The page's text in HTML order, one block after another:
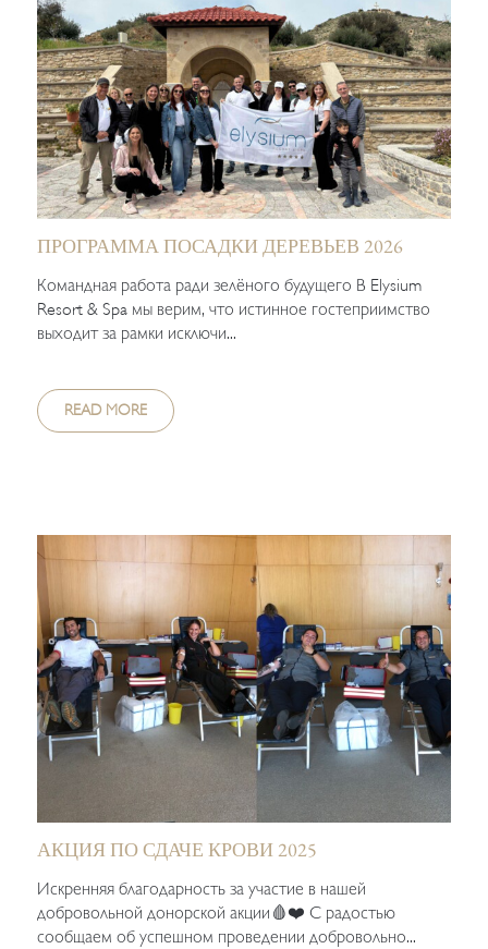
ПРОГРАММА ПОСАДКИ ДЕРЕВЬЕВ 2026
Командная работа ради зелёного будущего В Elysium
Resort & Spa мы верим, что истинное гостеприимство
выходит за рамки исключи...
READ MORE
АКЦИЯ ПО СДАЧЕ КРОВИ 2025
Искренняя благодарность за участие в нашей
добровольной донорской акции🩸❤️ С радостью
сообщаем об успешном проведении добровольно...